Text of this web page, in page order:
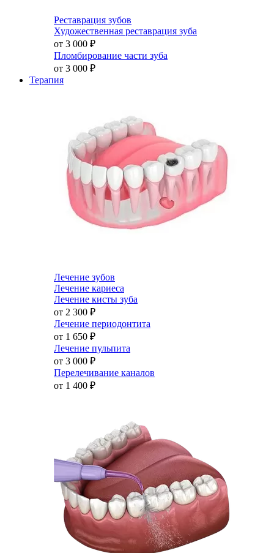
Реставрация зубов
Художественная реставрация зуба
от 3 000 ₽
Пломбирование части зуба
от 3 000 ₽
Терапия
Лечение зубов
Лечение кариеса
Лечение кисты зуба
от 2 300 ₽
Лечение периодонтита
от 1 650 ₽
Лечение пульпита
от 3 000 ₽
Перелечивание каналов
от 1 400 ₽